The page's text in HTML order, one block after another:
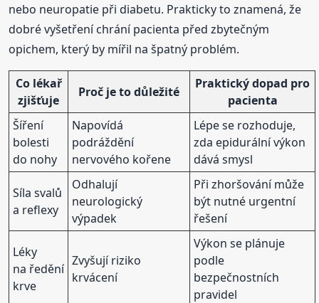
nebo neuropatie při diabetu. Prakticky to znamená, že
dobré vyšetření chrání pacienta před zbytečným
opichem, který by mířil na špatný problém.
Co lékař
zjišťuje
Proč je to důležité
Praktický dopad pro
pacienta
Šíření
bolesti
do nohy
Napovídá
podráždění
nervového kořene
Lépe se rozhoduje,
zda epidurální výkon
dává smysl
Síla svalů
a reflexy
Odhalují
neurologický
výpadek
Při zhoršování může
být nutné urgentní
řešení
Léky
na ředění
krve
Zvyšují riziko
krvácení
Výkon se plánuje
podle
bezpečnostních
pravidel